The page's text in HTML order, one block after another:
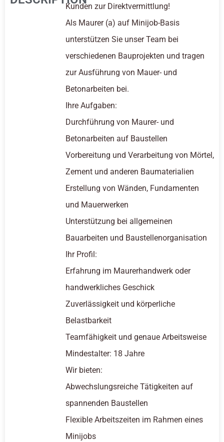
Kunden zur Direktvermittlung!
Als Maurer (a) auf Minijob-Basis
unterstützen Sie unser Team bei
verschiedenen Bauprojekten und tragen
zur Ausführung von Mauer- und
Betonarbeiten bei.
Ihre Aufgaben:
Durchführung von Maurer- und
Betonarbeiten auf Baustellen
Vorbereitung und Verarbeitung von Mörtel,
Zement und anderen Baumaterialien
Erstellung von Wänden, Fundamenten
und Mauerwerken
Unterstützung bei allgemeinen
Bauarbeiten und Baustellenorganisation
Ihr Profil:
Erfahrung im Maurerhandwerk oder
handwerkliches Geschick
Zuverlässigkeit und körperliche
Belastbarkeit
Teamfähigkeit und genaue Arbeitsweise
Mindestalter: 18 Jahre
Wir bieten:
Abwechslungsreiche Tätigkeiten auf
spannenden Baustellen
Flexible Arbeitszeiten im Rahmen eines
Minijobs